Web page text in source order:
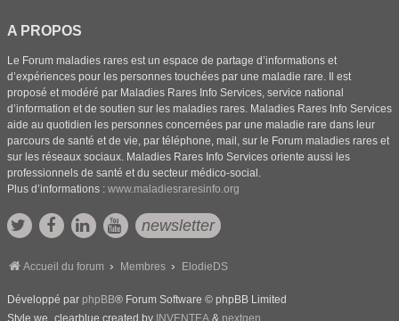
A PROPOS
Le Forum maladies rares est un espace de partage d’informations et
d’expériences pour les personnes touchées par une maladie rare. Il est
proposé et modéré par Maladies Rares Info Services, service national
d’information et de soutien sur les maladies rares. Maladies Rares Info Services
aide au quotidien les personnes concernées par une maladie rare dans leur
parcours de santé et de vie, par téléphone, mail, sur le Forum maladies rares et
sur les réseaux sociaux. Maladies Rares Info Services oriente aussi les
professionnels de santé et du secteur médico-social.
Plus d’informations : www.maladiesraresinfo.org
newsletter
Accueil du forum Membres ElodieDS
Développé par phpBB® Forum Software © phpBB Limited
Style we_clearblue created by INVENTEA & nextgen